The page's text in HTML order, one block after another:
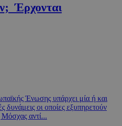
Έρχονται
Ένωσης υπάρχει μία ή και
δυνάμεις οι οποίες εξυπηρετούν
Μόσχας αντί...